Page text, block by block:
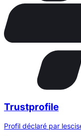
Trustprofile
Profil déclaré par